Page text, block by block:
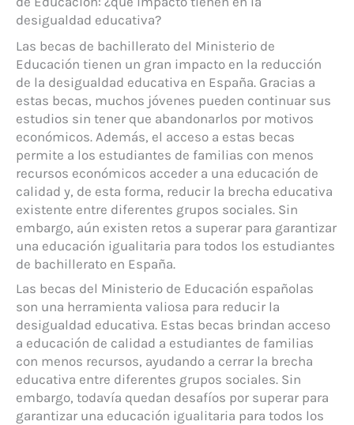
desigualdad educativa?
Las becas de bachillerato del Ministerio de
Educación tienen un gran impacto en la reducción
de la desigualdad educativa en España. Gracias a
estas becas, muchos jóvenes pueden continuar sus
estudios sin tener que abandonarlos por motivos
económicos. Además, el acceso a estas becas
permite a los estudiantes de familias con menos
recursos económicos acceder a una educación de
calidad y, de esta forma, reducir la brecha educativa
existente entre diferentes grupos sociales. Sin
embargo, aún existen retos a superar para garantizar
una educación igualitaria para todos los estudiantes
de bachillerato en España.
Las becas del Ministerio de Educación españolas
son una herramienta valiosa para reducir la
desigualdad educativa. Estas becas brindan acceso
a educación de calidad a estudiantes de familias
con menos recursos, ayudando a cerrar la brecha
educativa entre diferentes grupos sociales. Sin
embargo, todavía quedan desafíos por superar para
garantizar una educación igualitaria para todos los